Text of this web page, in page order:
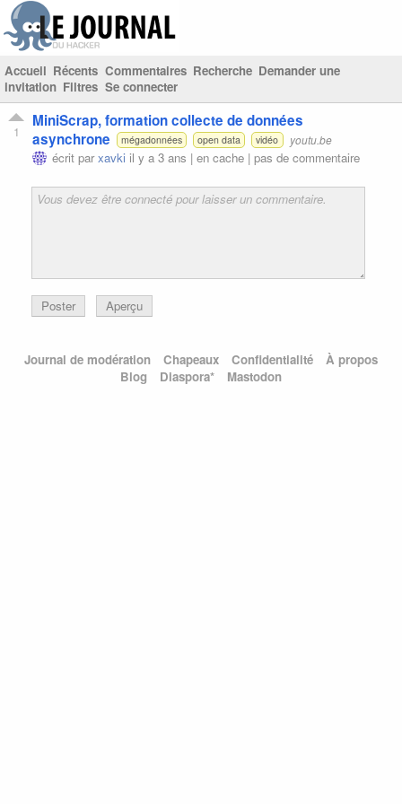
Accueil Récents Commentaires Recherche Demander une
invitation Filtres Se connecter
1
MiniScrap, formation collecte de données
asynchrone
mégadonnées open data vidéo youtu.be
écrit parxavki il y a 3 ans | en cache | pas de commentaire
Poster Aperçu
Journal de modération Chapeaux Confidentialité
À propos
Blog
Diaspora* Mastodon